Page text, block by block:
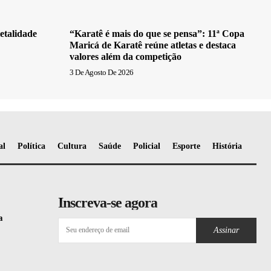
“Karatê é mais do que se pensa”: 11ª Copa
Maricá de Karatê reúne atletas e destaca
valores além da competição
3 De Agosto De 2026
Política Cultura Saúde Policial Esporte História
Inscreva-se agora
Assinar